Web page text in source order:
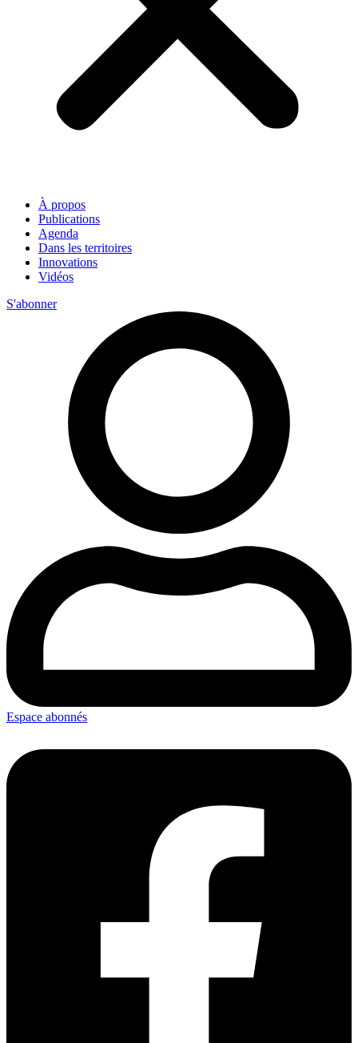
À propos
Publications
Agenda
Dans les territoires
Innovations
Vidéos
S'abonner
Espace abonnés